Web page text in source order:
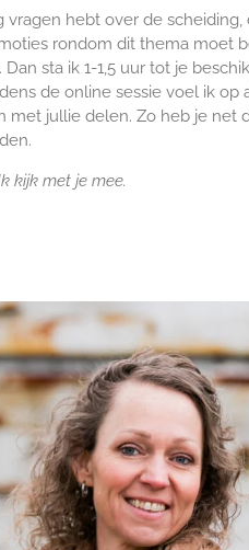
vragen hebt over de
rondom dit thema moet
sta ik 1-1,5 uur tot je
de online sessie voel ik
met jullie delen. Zo heb je net
kijk met je mee.